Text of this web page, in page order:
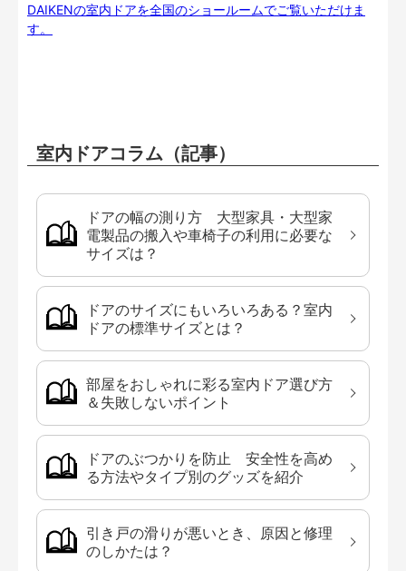
DAIKENの室内ドアを全国のショールームでご覧いただけま
す。
室内ドアコラム（記事）
ドアの幅の測り方 大型家具・大型家
電製品の搬入や車椅子の利用に必要な
サイズは？
ドアのサイズにもいろいろある？室内
ドアの標準サイズとは？
部屋をおしゃれに彩る室内ドア選び方
＆失敗しないポイント
ドアのぶつかりを防止 安全性を高め
る方法やタイプ別のグッズを紹介
引き戸の滑りが悪いとき、原因と修理
のしかたは？